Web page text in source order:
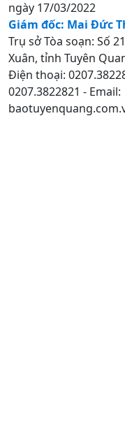
ngày 17/03/2022
Giám đốc: Mai Đức
Trụ sở Tòa soạn: Số
Xuân, tỉnh Tuyên
Điện thoại:
0207.3822821 - Email: